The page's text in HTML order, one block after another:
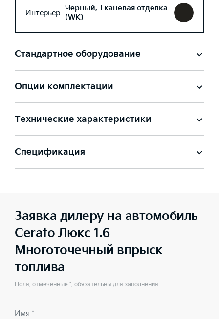
Интерьер Черный, Тканевая отделка
(WK)
Стандартное оборудование
Опции комплектации
Технические характеристики
Спецификация
Заявка дилеру на автомобиль
Cerato Люкс 1.6
Многоточечный впрыск
топлива
Поля, отмеченные *, обязательны для заполнения
Имя *